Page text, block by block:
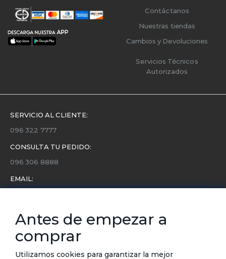
Contáctanos
Nuestras tiendas
Cambios y Devoluciones
Servicios Técnicos
Autorizados
SERVICIO AL CLIENTE:
096 322 7777
CONSULTA TU PEDIDO:
096 306 8888
EMAIL:
Conoce toda la información sobre últimas colecciones,
eventos y ofertas.
Subscríbete a nuestro newsletter
Antes de empezar a
comprar
Utilizamos cookies para garantizar la mejor